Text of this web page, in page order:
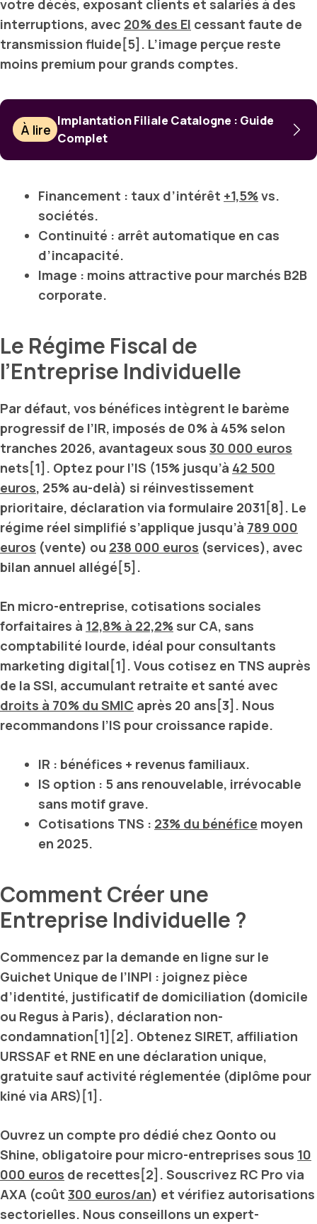
votre décès, exposant clients et salariés à des
interruptions, avec 20% des EI cessant faute de
transmission fluide[5]. L’image perçue reste
moins premium pour grands comptes.
À lire
Implantation Filiale Catalogne : Guide
Complet
Financement : taux d’intérêt +1,5%vs.
sociétés.
Continuité : arrêt automatique en cas
d’incapacité.
Image : moins attractive pour marchés B2B
corporate.
Le Régime Fiscal de
l’Entreprise Individuelle
Par défaut, vos bénéfices intègrent le barème
progressif de l’IR, imposés de 0% à 45% selon
tranches 2026, avantageux sous 30 000 euros
nets[1]. Optez pour l’IS (15% jusqu’à 42 500
euros, 25% au-delà) si réinvestissement
prioritaire, déclaration via formulaire 2031[8]. Le
régime réel simplifié s’applique jusqu’à 789 000
euros (vente) ou 238 000 euros (services), avec
bilan annuel allégé[5].
En micro-entreprise, cotisations sociales
forfaitaires à 12,8% à 22,2% sur CA, sans
comptabilité lourde, idéal pour consultants
marketing digital[1]. Vous cotisez en TNS auprès
de la SSI, accumulant retraite et santé avec
droits à 70% du SMIC après 20 ans[3]. Nous
recommandons l’IS pour croissance rapide.
IR : bénéfices + revenus familiaux.
IS option : 5 ans renouvelable, irrévocable
sans motif grave.
Cotisations TNS : 23% du bénéfice moyen
en 2025.
Comment Créer une
Entreprise Individuelle ?
Commencez par la demande en ligne sur le
Guichet Unique de l’INPI : joignez pièce
d’identité, justificatif de domiciliation (domicile
ou Regus à Paris), déclaration non-
condamnation[1][2]. Obtenez SIRET, affiliation
URSSAF et RNE en une déclaration unique,
gratuite sauf activité réglementée (diplôme pour
kiné via ARS)[1].
Ouvrez un compte pro dédié chez Qonto ou
Shine, obligatoire pour micro-entreprises sous 10
000 euros de recettes[2]. Souscrivez RC Pro via
AXA (coût 300 euros/an) et vérifiez autorisations
sectorielles. Nous conseillons un expert-